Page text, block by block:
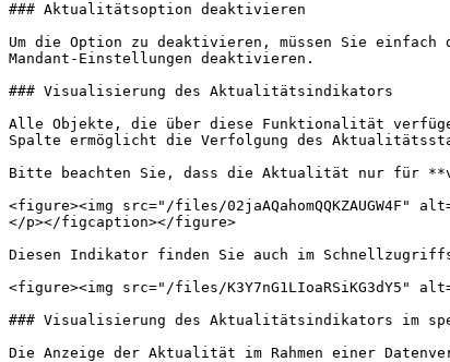
### Aktualitätsoption deaktivieren
Um die Option zu deaktivieren, müssen Sie einfach
Mandant-Einstellungen deaktivieren.
### Visualisierung des Aktualitätsindikators
Alle Objekte, die über diese Funktionalität
Spalte ermöglicht die Verfolgung des
Bitte beachten Sie, dass die Aktualität nur für
<figure><img src="/files/
</p></figcaption></figure>
Diesen Indikator finden Sie auch im
<figure><img src="/files/
### Visualisierung des Aktualitätsindikators im
Die Anzeige der Aktualität im Rahmen einer